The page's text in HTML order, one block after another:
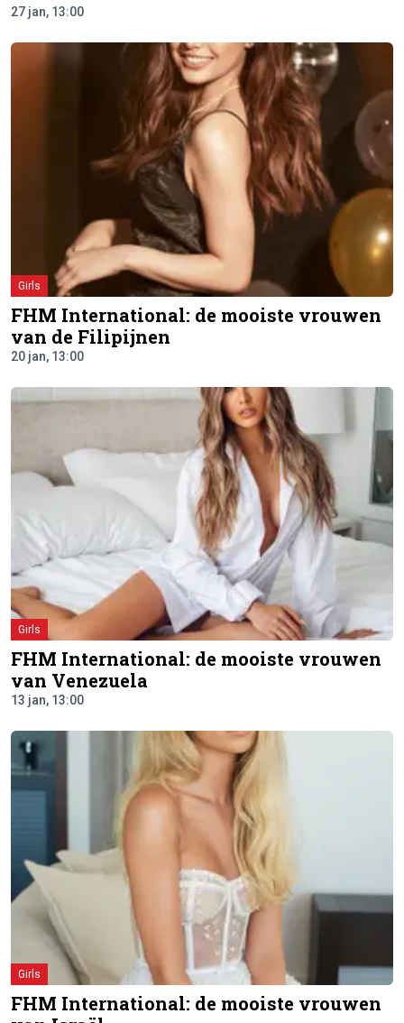
27 jan, 13:00
Girls
FHM International: de mooiste vrouwen
van de Filipijnen
20 jan, 13:00
Girls
FHM International: de mooiste vrouwen
van Venezuela
13 jan, 13:00
Girls
FHM International: de mooiste vrouwen